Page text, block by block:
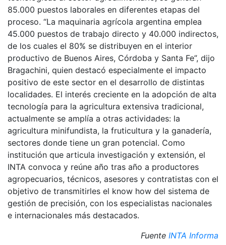
85.000 puestos laborales en diferentes etapas del
proceso. “La maquinaria agrícola argentina emplea
45.000 puestos de trabajo directo y 40.000 indirectos,
de los cuales el 80% se distribuyen en el interior
productivo de Buenos Aires, Córdoba y Santa Fe”, dijo
Bragachini, quien destacó especialmente el impacto
positivo de este sector en el desarrollo de distintas
localidades. El interés creciente en la adopción de alta
tecnología para la agricultura extensiva tradicional,
actualmente se amplía a otras actividades: la
agricultura minifundista, la fruticultura y la ganadería,
sectores donde tiene un gran potencial. Como
institución que articula investigación y extensión, el
INTA convoca y reúne año tras año a productores
agropecuarios, técnicos, asesores y contratistas con el
objetivo de transmitirles el know how del sistema de
gestión de precisión, con los especialistas nacionales
e internacionales más destacados.
Fuente INTA Informa